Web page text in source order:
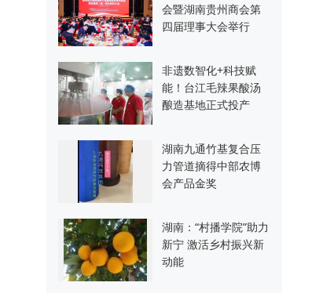
会暨湖南贵州商会第
四届理事大会举行
非遗数智化+科技赋
能！台江毛辣果酸汤
酿造基地正式投产
湖南九通竹基复合压
力管道摘得中部农博
会产品金奖
湖南：“村播学院”助力
新宁 激活乡村振兴新
动能